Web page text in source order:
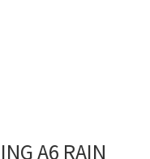
A6 RAIN